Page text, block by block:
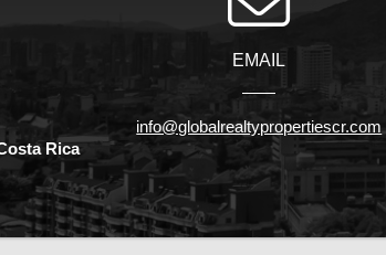
Rica
EMAIL
info@globalrealtypropertiescr.com